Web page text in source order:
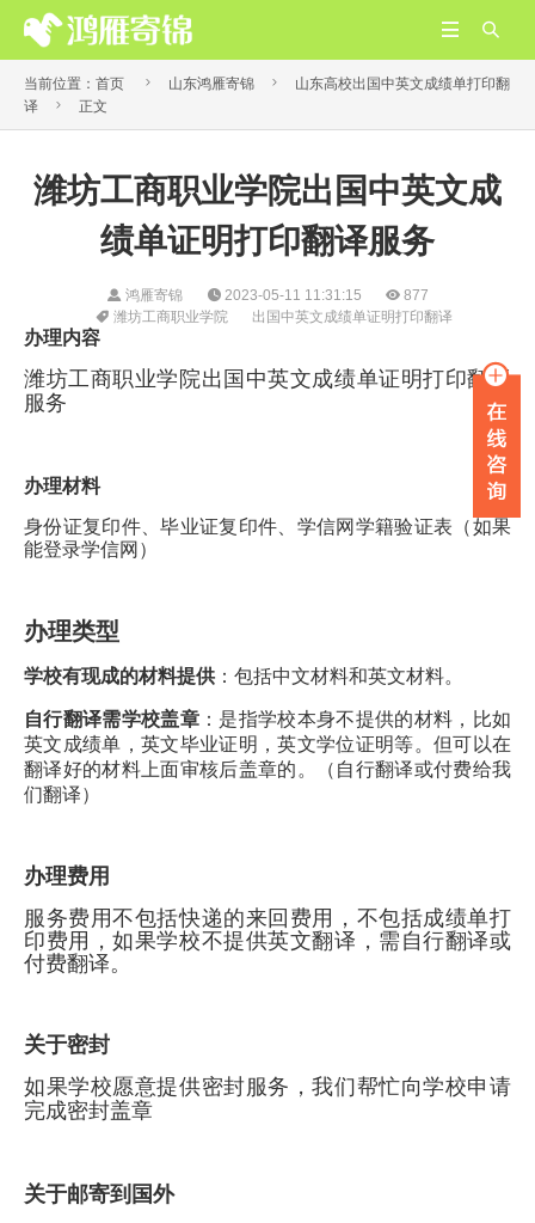


当前位置： 首页  山东鸿雁寄锦 
山东高校出国中英文成绩单打印翻
译
 正文
潍坊工商职业学院出国中英文成
绩单证明打印翻译服务
鸿雁寄锦 2023-05-11 11:31:15
877
潍坊工商职业学院
出国中英文成绩单证明打印翻译
办理内容
潍坊工商职业学院出国中英文成绩单证明打印翻译
服务
办理材料
身份证复印件、毕业证复印件、学信网学籍验证表（如果
能登录学信网）
办理类型
学校有现成的材料提供 ：包括中文材料和英文材料。
自行翻译需学校盖章 ：是指学校本身不提供的材料，比如
英文成绩单，英文毕业证明，英文学位证明等。但可以在
翻译好的材料上面审核后盖章的。（自行翻译或付费给我
们翻译）
办理费用
服务费用不包括快递的来回费用，不包括成绩单打
印费用，如果学校不提供英文翻译，需自行翻译或
付费翻译。
关于密封
如果学校愿意提供密封服务，我们帮忙向学校申请
完成密封盖章
关于邮寄到国外